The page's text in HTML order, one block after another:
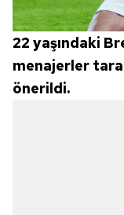
22 yaşındaki
menajerler
önerildi.